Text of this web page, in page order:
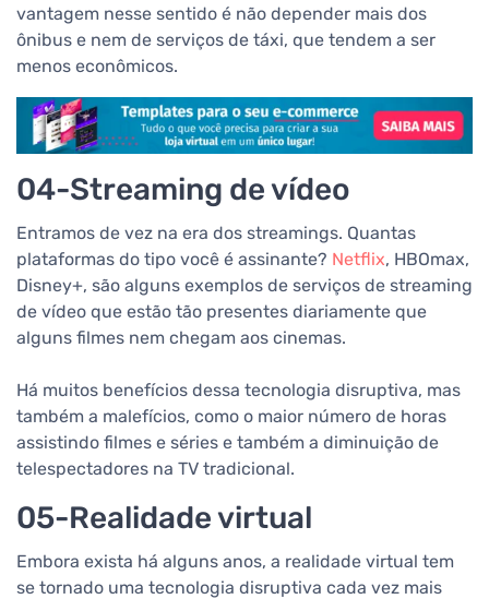
vantagem nesse sentido é não depender mais dos
ônibus e nem de serviços de táxi, que tendem a ser
menos econômicos.
04-Streaming de vídeo
Entramos de vez na era dos streamings. Quantas
plataformas do tipo você é assinante? Netflix, HBOmax,
Disney+, são alguns exemplos de serviços de streaming
de vídeo que estão tão presentes diariamente que
alguns filmes nem chegam aos cinemas.
Há muitos benefícios dessa tecnologia disruptiva, mas
também a malefícios, como o maior número de horas
assistindo filmes e séries e também a diminuição de
telespectadores na TV tradicional.
05-Realidade virtual
Embora exista há alguns anos, a realidade virtual tem
se tornado uma tecnologia disruptiva cada vez mais